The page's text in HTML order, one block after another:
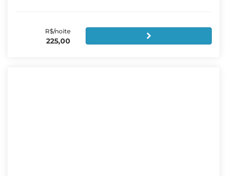
R$/noite
225,00